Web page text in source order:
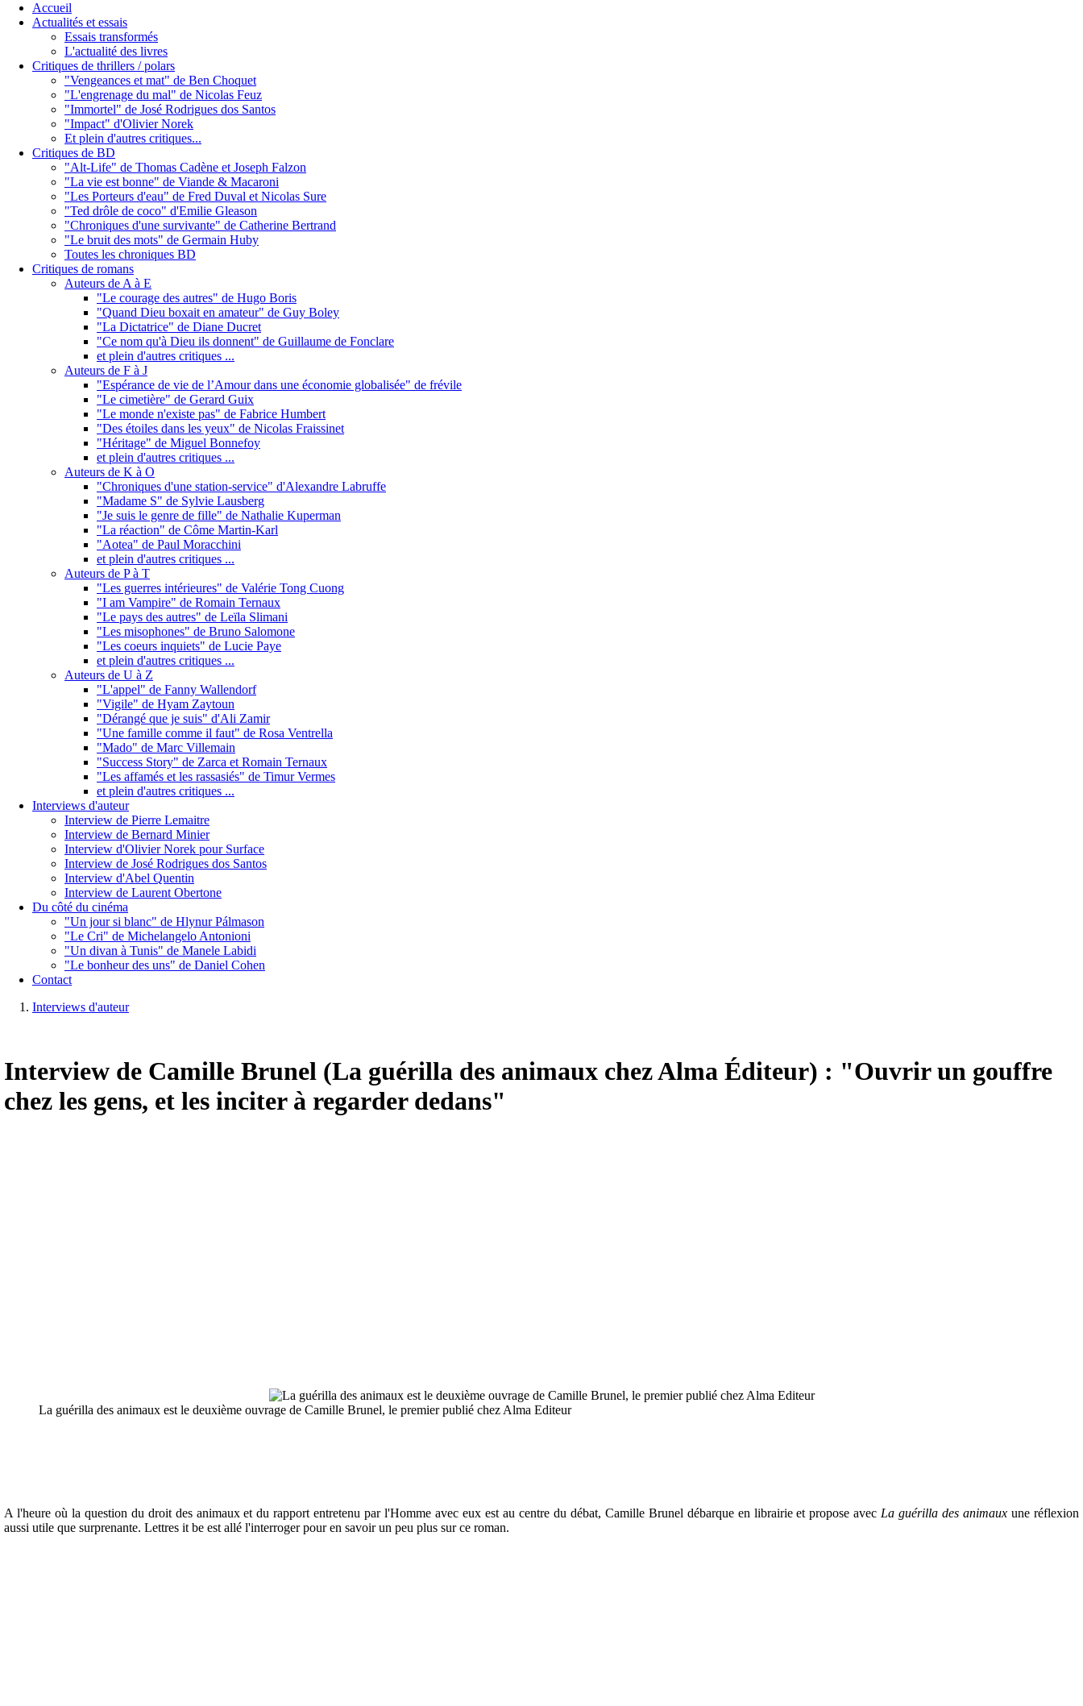
Accueil
Actualités et essais
Essais transformés
L'actualité des livres
Critiques de thrillers / polars
"Vengeances et mat" de Ben Choquet
"L'engrenage du mal" de Nicolas Feuz
"Immortel" de José Rodrigues dos Santos
"Impact" d'Olivier Norek
Et plein d'autres critiques...
Critiques de BD
"Alt-Life" de Thomas Cadène et Joseph Falzon
"La vie est bonne" de Viande & Macaroni
"Les Porteurs d'eau" de Fred Duval et Nicolas Sure
"Ted drôle de coco" d'Emilie Gleason
"Chroniques d'une survivante" de Catherine Bertrand
"Le bruit des mots" de Germain Huby
Toutes les chroniques BD
Critiques de romans
Auteurs de A à E
"Le courage des autres" de Hugo Boris
"Quand Dieu boxait en amateur" de Guy Boley
"La Dictatrice" de Diane Ducret
"Ce nom qu'à Dieu ils donnent" de Guillaume de Fonclare
et plein d'autres critiques ...
Auteurs de F à J
"Espérance de vie de l’Amour dans une économie globalisée" de frévile
"Le cimetière" de Gerard Guix
"Le monde n'existe pas" de Fabrice Humbert
"Des étoiles dans les yeux" de Nicolas Fraissinet
"Héritage" de Miguel Bonnefoy
et plein d'autres critiques ...
Auteurs de K à O
"Chroniques d'une station-service" d'Alexandre Labruffe
"Madame S" de Sylvie Lausberg
"Je suis le genre de fille" de Nathalie Kuperman
"La réaction" de Côme Martin-Karl
"Aotea" de Paul Moracchini
et plein d'autres critiques ...
Auteurs de P à T
"Les guerres intérieures" de Valérie Tong Cuong
"I am Vampire" de Romain Ternaux
"Le pays des autres" de Leïla Slimani
"Les misophones" de Bruno Salomone
"Les coeurs inquiets" de Lucie Paye
et plein d'autres critiques ...
Auteurs de U à Z
"L'appel" de Fanny Wallendorf
"Vigile" de Hyam Zaytoun
"Dérangé que je suis" d'Ali Zamir
"Une famille comme il faut" de Rosa Ventrella
"Mado" de Marc Villemain
"Success Story" de Zarca et Romain Ternaux
"Les affamés et les rassasiés" de Timur Vermes
et plein d'autres critiques ...
Interviews d'auteur
Interview de Pierre Lemaitre
Interview de Bernard Minier
Interview d'Olivier Norek pour Surface
Interview de José Rodrigues dos Santos
Interview d'Abel Quentin
Interview de Laurent Obertone
Du côté du cinéma
"Un jour si blanc" de Hlynur Pálmason
"Le Cri" de Michelangelo Antonioni
"Un divan à Tunis" de Manele Labidi
"Le bonheur des uns" de Daniel Cohen
Contact
Interviews d'auteur
Interview de Camille Brunel (La guérilla des animaux chez Alma Éditeur) : "Ouvrir un gouffre
chez les gens, et les inciter à regarder dedans"
La guérilla des animaux est le deuxième ouvrage de Camille Brunel, le premier publié chez Alma Editeur
A l'heure où la question du droit des animaux et du rapport entretenu par l'Homme avec eux est au centre du débat, Camille Brunel débarque en librairie et propose avec La guérilla des animaux une réflexion
aussi utile que surprenante. Lettres it be est allé l'interroger pour en savoir un peu plus sur ce roman.